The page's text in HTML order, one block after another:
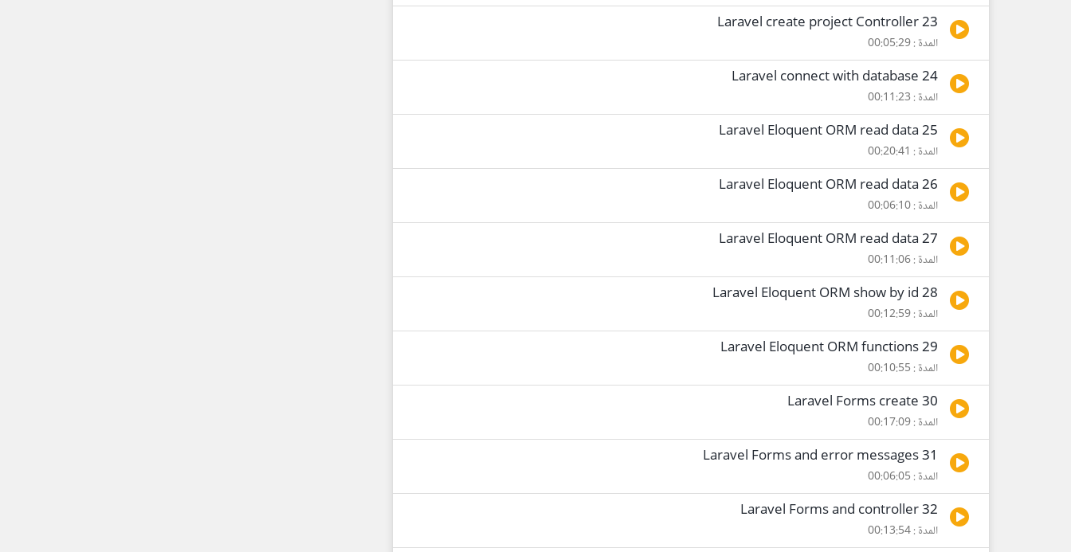
23 Laravel create project Controller
المدة : 00:05:29
24 Laravel connect with database
المدة : 00:11:23
25 Laravel Eloquent ORM read data
المدة : 00:20:41
26 Laravel Eloquent ORM read data
المدة : 00:06:10
27 Laravel Eloquent ORM read data
المدة : 00:11:06
28 Laravel Eloquent ORM show by id
المدة : 00:12:59
29 Laravel Eloquent ORM functions
المدة : 00:10:55
30 Laravel Forms create
المدة : 00:17:09
31 Laravel Forms and error messages
المدة : 00:06:05
32 Laravel Forms and controller
المدة : 00:13:54